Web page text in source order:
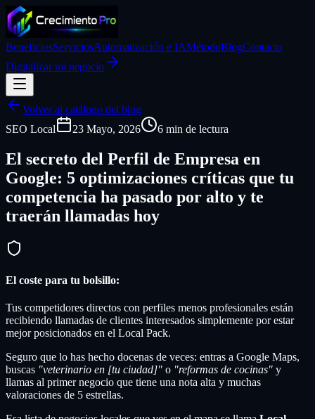
BeneficiosServiciosAutomatización e IAMétodoBlogContacto
Digitalizar mi negocio
Volver al catálogo del blog
SEO Local
23 Mayo, 2026 6 min de lectura
El secreto del Perfil de Empresa en
Google: 5 optimizaciones críticas que tu
competencia ha pasado por alto y te
traerán llamadas hoy
El coste para tu bolsillo:
Tus competidores directos con perfiles menos profesionales están
recibiendo llamadas de clientes interesados simplemente por estar
mejor posicionados en el Local Pack.
Seguro que lo has hecho docenas de veces: entras a Google Maps,
buscas "veterinario en [tu ciudad]" o "reformas de cocinas" y
llamas al primer negocio que tiene una nota alta y muchas
valoraciones de 5 estrellas.